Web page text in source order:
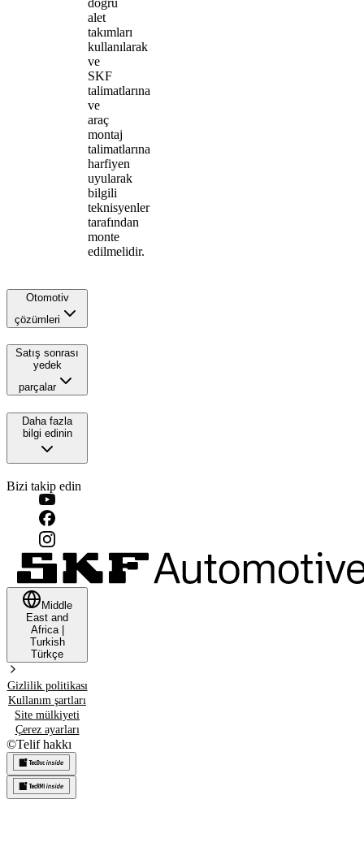
alet
takımları
kullanılarak
ve
SKF
talimatlarına
ve
araç
montaj
talimatlarına
harfiyen
uyularak
bilgili
teknisyenler
tarafından
monte
edilmelidir.
Otomotiv
çözümleri
Satış sonrası
yedek
parçalar
Daha fazla
bilgi edinin
Bizi takip edin
Middle
East and
Africa|
Turkish
Türkçe
Gizlilik politikası
Kullanım şartları
Site mülkiyeti
Çerez ayarları
©Telif hakkı